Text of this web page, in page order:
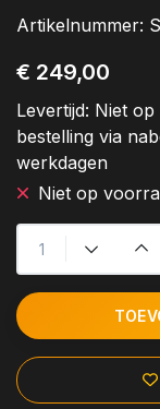
Artikelnummer:
€ 249,00
Levertijd: Niet
bestelling via
werkdagen
Niet op